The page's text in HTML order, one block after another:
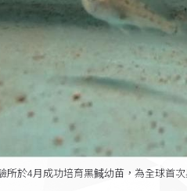
所於4月成功培育黑䱛幼苗，為全球首